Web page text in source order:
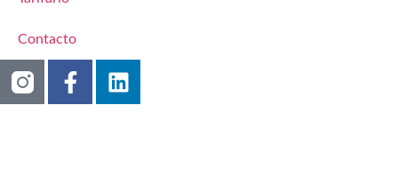
Contacto